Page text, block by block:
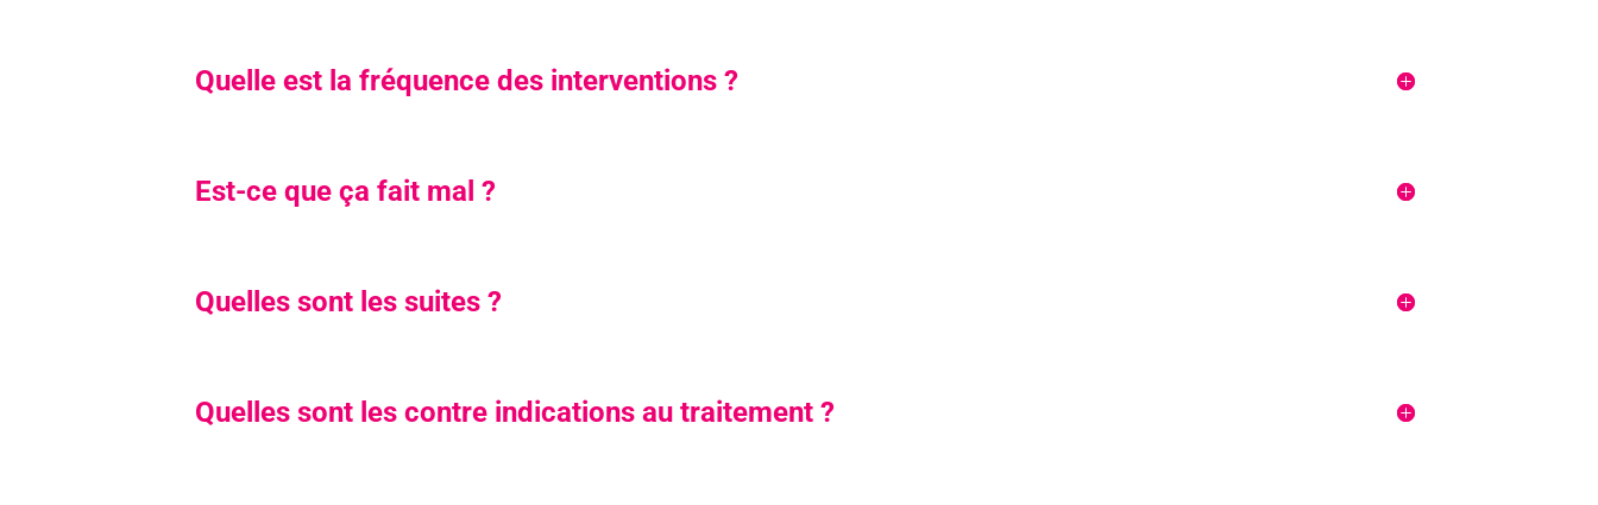
Quelle est la fréquence des interventions ?
Est-ce que ça fait mal ?
Quelles sont les suites ?
Quelles sont les contre indications au traitement ?